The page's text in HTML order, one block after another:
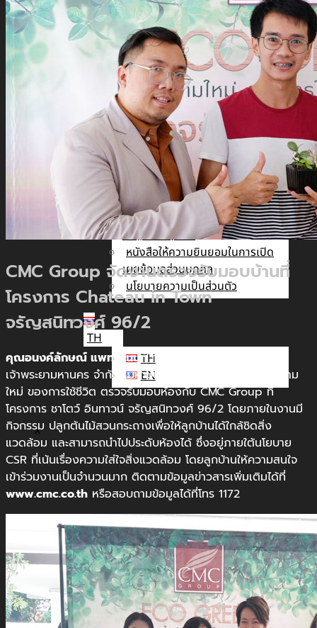
ข่าวสาร
CMC WE CARE
CMC WE TALK
CMC Sustainability
ลงทุน
สัมพันธ์
ติดต่อ
รับสมัคร The Adviser
แบบคำร้องขอใช้สิทธิของเจ้าของ
ข้อมูลส่วนบุคคล
หนังสือให้ความยินยอมในการเปิด
เผยข้อมูลส่วนบุคคล
นโยบายความเป็นส่วนตัว
TH
TH
EN
X
CMC Group จัดงานตรวจรับมอบบ้านที่
โครงการ Chateau in Town
จรัญสนิทวงศ์ 96/2
คุณอนงค์ลักษณ์ แพทยานันท์กรรมการผู้จัดการ บริษัท
เจ้าพระยามหานคร จำกัด (มหาชน) จัดงาน ECO GREEN นิยาม
ใหม่ ของการใช้ชีวิต ตรวจรับมอบห้องกับ CMC Group ที่
โครงการ ชาโตว์ อินทาวน์ จรัญสนิทวงศ์ 96/2 โดยภายในงานมี
กิจกรรม ปลูกต้นไม้สวนกระถางเพื่อให้ลูกบ้านได้ใกล้ชิดสิ่ง
แวดล้อม และสามารถนำไปประดับห้องได้ ซึ่งอยู่ภายใต้นโยบาย
CSR ที่เน้นเรื่องความใส่ใจสิ่งแวดล้อม โดยลูกบ้านให้ความสนใจ
เข้าร่วมงานเป็นจำนวนมาก ติดตามข้อมูลข่าวสารเพิ่มเติมได้ที่
www.cmc.co.th หรือสอบถามข้อมูลได้ที่โทร 1172